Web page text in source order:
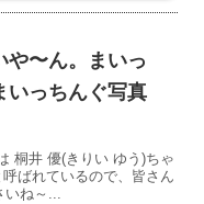
や〜ん。まいっ
いっちんぐ写真
桐井 優(きりい ゆう)ちゃ
ばれているので、皆さん
いね～...